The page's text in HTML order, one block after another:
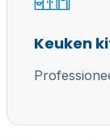
Keuken